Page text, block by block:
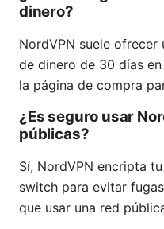
dinero?
NordVPN suele
de dinero de 30 días
la página de compra
¿Es seguro usar
públicas?
Sí, NordVPN encripta
switch para evitar
que usar una red